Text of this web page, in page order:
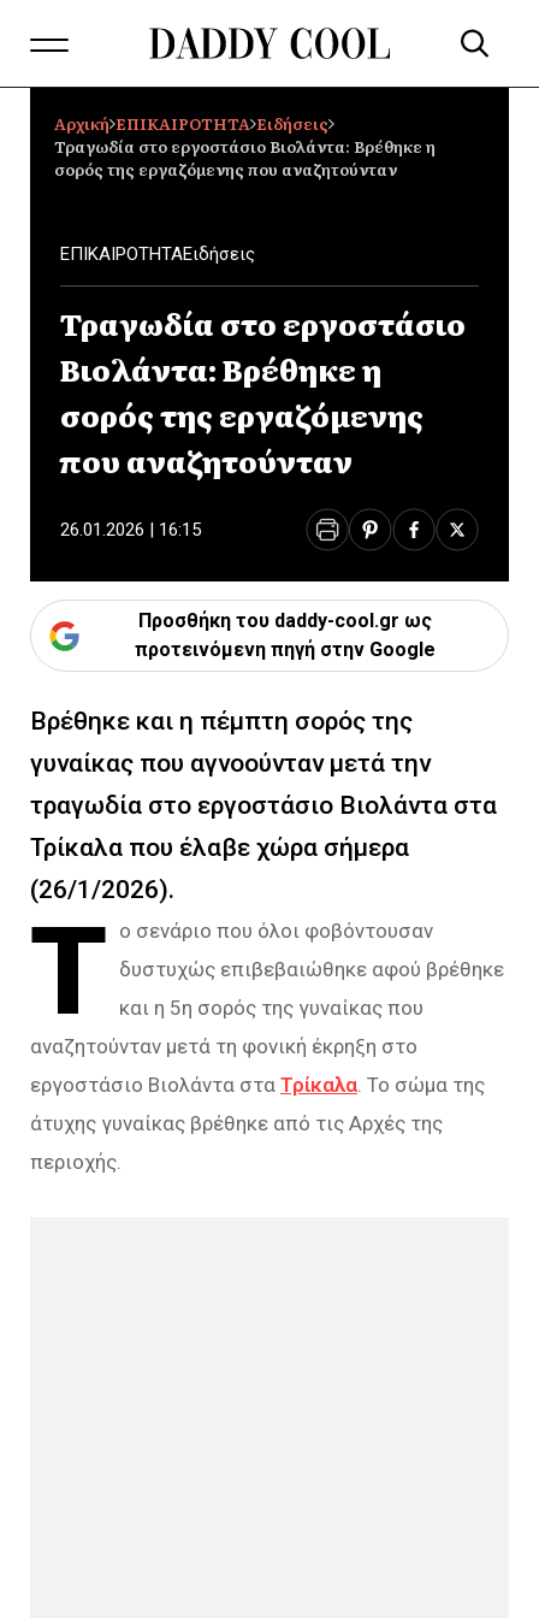
Αρχική ΕΠΙΚΑΙΡΟΤΗΤΑ Ειδήσεις
Τραγωδία στο εργοστάσιο Βιολάντα: Βρέθηκε η
σορός της εργαζόμενης που αναζητούνταν
ΕΠΙΚΑΙΡΟΤΗΤΑΕιδήσεις
Τραγωδία στο εργοστάσιο
Βιολάντα: Βρέθηκε η
σορός της εργαζόμενης
που αναζητούνταν
26.01.2026 | 16:15
Προσθήκη του daddy-cool.gr ως
προτεινόμενη πηγή στην Google
Βρέθηκε και η πέμπτη σορός της
γυναίκας που αγνοούνταν μετά την
τραγωδία στο εργοστάσιο Βιολάντα στα
Τρίκαλα που έλαβε χώρα σήμερα
(26/1/2026).
Τ ο σενάριο που όλοι φοβόντουσαν
δυστυχώς επιβεβαιώθηκε αφού βρέθηκε
και η 5η σορός της γυναίκας που
αναζητούνταν μετά τη φονική έκρηξη στο
εργοστάσιο Βιολάντα στα Τρίκαλα. Το σώμα της
άτυχης γυναίκας βρέθηκε από τις Αρχές της
περιοχής.